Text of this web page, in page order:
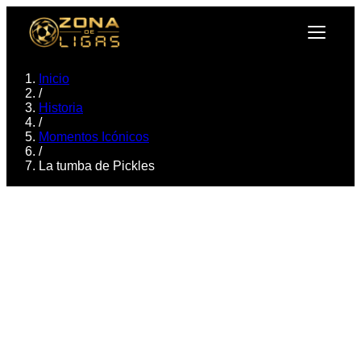
Inicio
/
Historia
/
Momentos Icónicos
/
La tumba de Pickles